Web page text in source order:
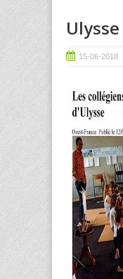
Ulysse
15-06-2018